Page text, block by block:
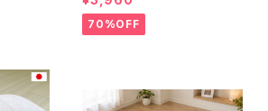
70%OFF